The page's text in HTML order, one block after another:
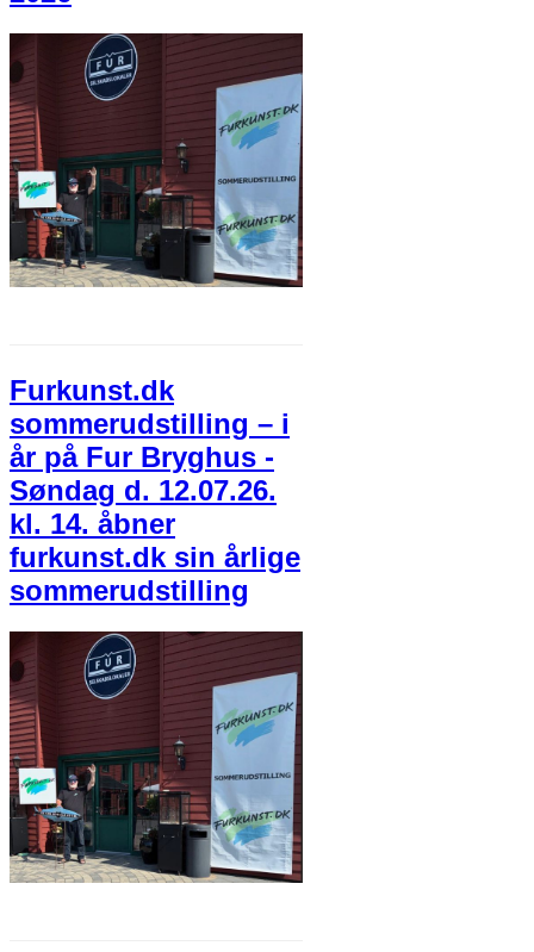
Furkunst.dk
sommerudstilling – i
år på Fur Bryghus -
Søndag d. 12.07.26.
kl. 14. åbner
furkunst.dk sin årlige
sommerudstilling